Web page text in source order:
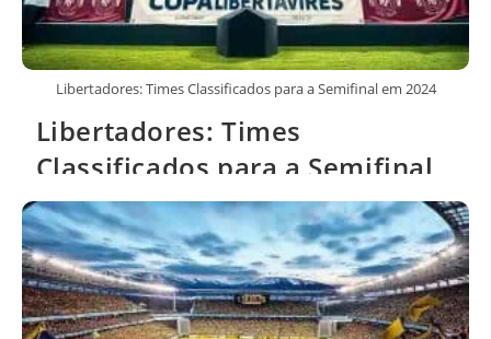
Libertadores: Times Classificados para a Semifinal em 2024
Libertadores: Times
Classificados para a Semifinal
em 2024